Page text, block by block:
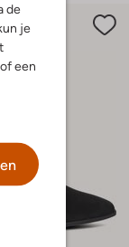
de
je
een